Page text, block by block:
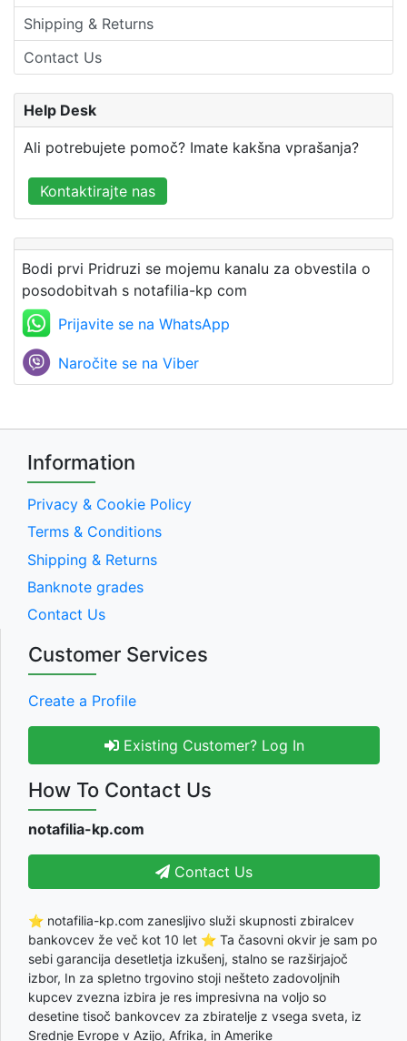
Shipping & Returns
Contact Us
Help Desk
Ali potrebujete pomoč? Imate kakšna vprašanja?
Kontaktirajte nas
Bodi prvi Pridruzi se mojemu kanalu za obvestila o
posodobitvah s notafilia-kp com
Prijavite se na WhatsApp
Naročite se na Viber
Information
Privacy & Cookie Policy
Terms & Conditions
Shipping & Returns
Banknote grades
Contact Us
Customer Services
Create a Profile
Existing Customer? Log In
How To Contact Us
notafilia-kp.com
Contact Us
⭐ notafilia-kp.com zanesljivo služi skupnosti zbiralcev
bankovcev že več kot 10 let ⭐ Ta časovni okvir je sam po
sebi garancija desetletja izkušenj, stalno se razširjajoč
izbor, In za spletno trgovino stoji nešteto zadovoljnih
kupcev zvezna izbira je res impresivna na voljo so
desetine tisoč bankovcev za zbiratelje z vsega sveta, iz
Srednje Evrope v Azijo, Afrika, in Amerike